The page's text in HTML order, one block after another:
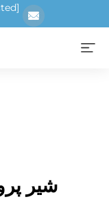
[email protected]
شیر